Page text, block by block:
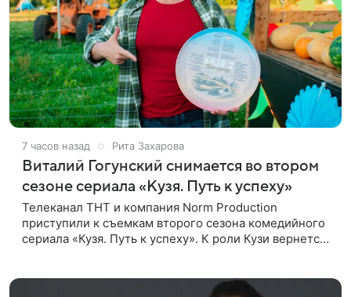
7 часов назад Рита Захарова
Виталий Гогунский снимается во втором
сезоне сериала «Кузя. Путь к успеху»
Телеканал ТНТ и компания Norm Production
приступили к съемкам второго сезона комедийного
сериала «Кузя. Путь к успеху». К роли Кузи вернется